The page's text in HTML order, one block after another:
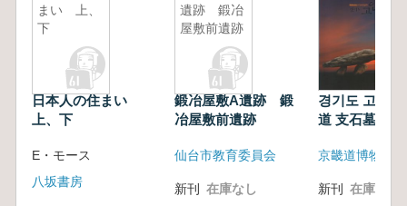
まい 上、
下
日本人の住まい
上、下
E・モース
八坂書房
遺跡 鍛冶
屋敷前遺跡
鍛冶屋敷A遺跡 鍛
冶屋敷前遺跡
仙台市教育委員会
新刊 在庫なし
경기도 고인돌
道 支石墓)
京畿道博物館
新刊 在庫なし